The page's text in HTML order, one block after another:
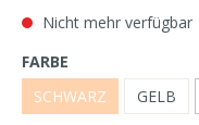
Nicht mehr verfügbar
FARBE
SCHWARZ
GELB